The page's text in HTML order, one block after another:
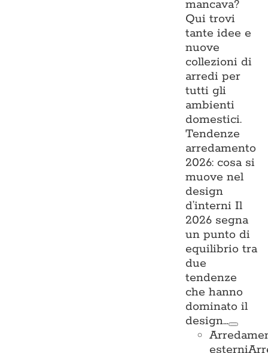
mancava?
Qui trovi
tante idee e
nuove
collezioni di
arredi per
tutti gli
ambienti
domestici.
Tendenze
arredamento
2026: cosa si
muove nel
design
d’interni Il
2026 segna
un punto di
equilibrio tra
due
tendenze
che hanno
dominato il
design…
esterni